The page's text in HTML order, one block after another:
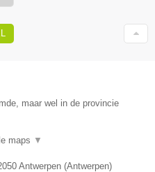
maar wel in de provincie
maps ▼
Antwerpen (Antwerpen)